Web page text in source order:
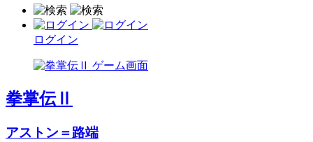
ログイン
拳掌伝Ⅱ
アストン＝路端